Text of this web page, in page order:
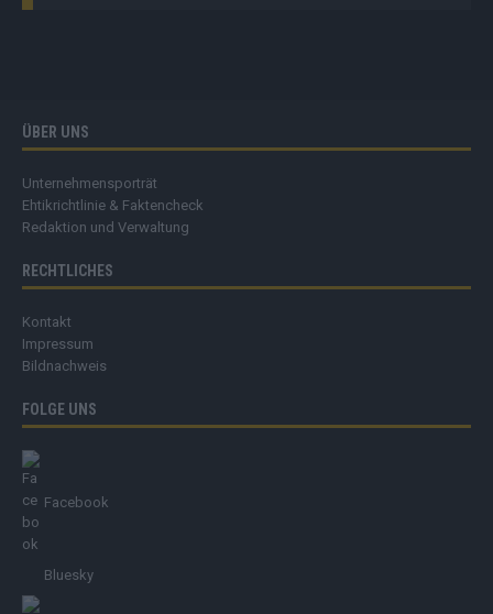
ÜBER UNS
Unternehmensporträt
Ehtikrichtlinie & Faktencheck
Redaktion und Verwaltung
RECHTLICHES
Kontakt
Impressum
Bildnachweis
FOLGE UNS
Facebook
Bluesky